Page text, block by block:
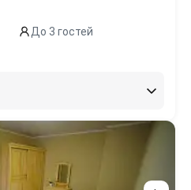
До 3 гостей